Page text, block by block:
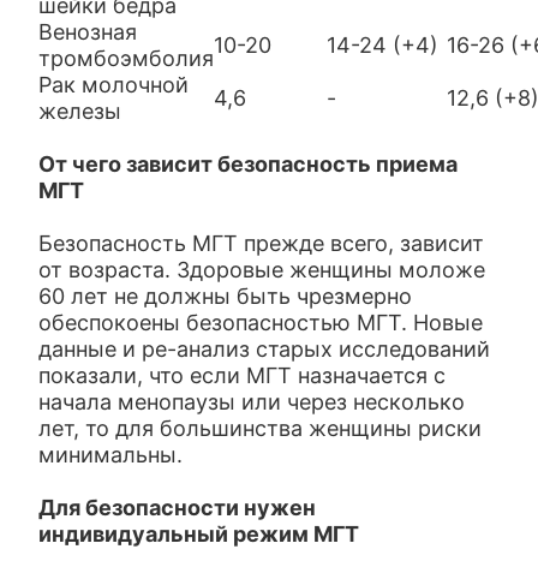
шейки бедра
Венозная
тромбоэмболия
10-20 14-24 (+4) 16-26
Рак молочной
железы
4,6 - 12,6
От чего зависит безопасность приема
МГТ
Безопасность МГТ прежде всего, зависит
от возраста. Здоровые женщины моложе
60 лет не должны быть чрезмерно
обеспокоены безопасностью МГТ. Новые
данные и ре-анализ старых исследований
показали, что если МГТ назначается с
начала менопаузы или через несколько
лет, то для большинства женщины риски
минимальны.
Для безопасности нужен
индивидуальный режим МГТ